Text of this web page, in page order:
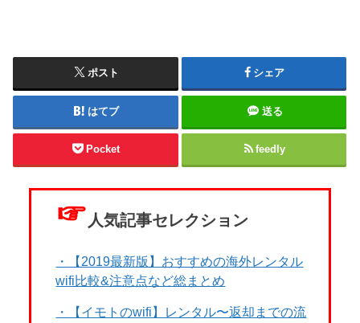
ポスト シェア
はてブ 送る
Pocket feedly
☞ 人気記事セレクション
・【2019最新版】おすすめの海外レンタル
wifi比較&注意点など総まとめ
・【イモトのwifi】レンタル〜返却までの流